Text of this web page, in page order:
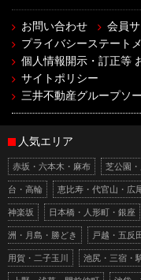
お問い合わせ 会員
プライバシーステート
個人情報開示・訂正等
サイトポリシー
三井不動産グループソ
人気エリア
赤坂・六本木・麻布 芝公園
台・高輪 恵比寿・代官山・広
神楽坂 日本橋・人形町・銀座
洲・月島・勝どき 戸越・五反
用賀・二子玉川 池尻・三宿・